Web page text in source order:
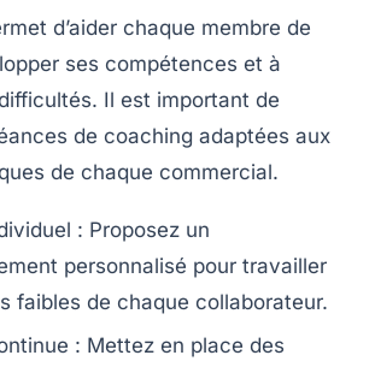
d’aider chaque membre de
ses compétences et à
Il est important de
de coaching adaptées aux
de chaque commercial.
: Proposez un
personnalisé pour travailler
faibles de chaque collaborateur.
: Mettez en place des